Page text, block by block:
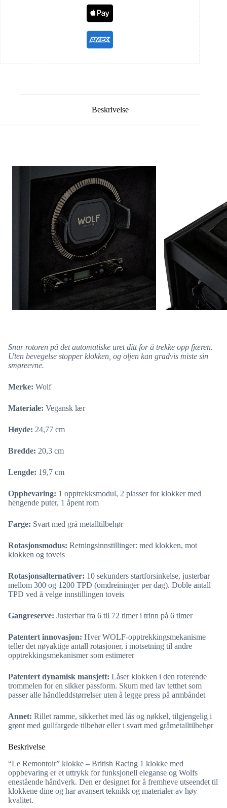
Beskrivelse
Snur rotoren på det automatiske uret ditt for å trekke opp fjæren.
Uten bevegelse stopper klokken, og oljen kan gradvis miste sin
smøreevne.
Merke: Wolf
Materiale: Vegansk lær
Høyde: 24,77 cm
Bredde: 20,3 cm
Lengde: 19,7 cm
Oppbevaring: 1 opptrekksmodul, 2 plasser for klokker med
hengende puter, 1 åpent rom
Farge: Svart med grå metalltilbehør
Rotasjonsmodus: Retningsinnstillinger: med klokken, mot
klokken og toveis
Rotasjonsalternativer: 10 sekunders startforsinkelse, justerbar
mellom 300 og 1200 TPD (omdreininger per dag). Doble antall
TPD ved å velge innstillingen toveis
Gangreserve: Justerbar fra 6 til 72 timer i trinn på 6 timer
Patentert innovasjon: Hver WOLF-opptrekkingsmekanisme
teller det nøyaktige antall rotasjoner, i motsetning til andre
opptrekkingsmekanismer som estimerer
Patentert dynamisk mansjett: Låser klokken i den roterende
trommelen for en sikker passform. Skum med lav tetthet som
passer alle håndleddstørrelser uten å legge press på armbåndet
Annet: Rillet ramme, sikkerhet med lås og nøkkel, tilgjengelig i
grønt med gullfargede tilbehør eller i svart med gråmetalltilbehør
Beskrivelse
“Le Remontoir” klokke – British Racing 1 klokke med
oppbevaring er et uttrykk for funksjonell eleganse og Wolfs
enestående håndverk. Den er designet for å fremheve utseendet til
klokkene dine og har avansert teknikk og materialer av høy
kvalitet.